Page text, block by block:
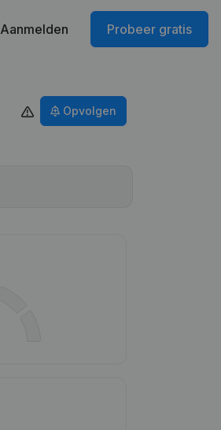
Aanmelden Probeer gratis
Opvolgen